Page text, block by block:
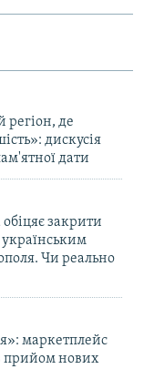
де
дискусія
дати
обіцяє закрити
Чи реально
маркетплейс
прийом нових